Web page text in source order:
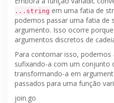
...string em uma fatia de
podemos passar uma fatia de
argumento. Isso ocorre
argumentos discretos de
Para contornar isso, podemos
sufixando-a com um conjunto
transformando-a em
passados ​​para uma função
join.go